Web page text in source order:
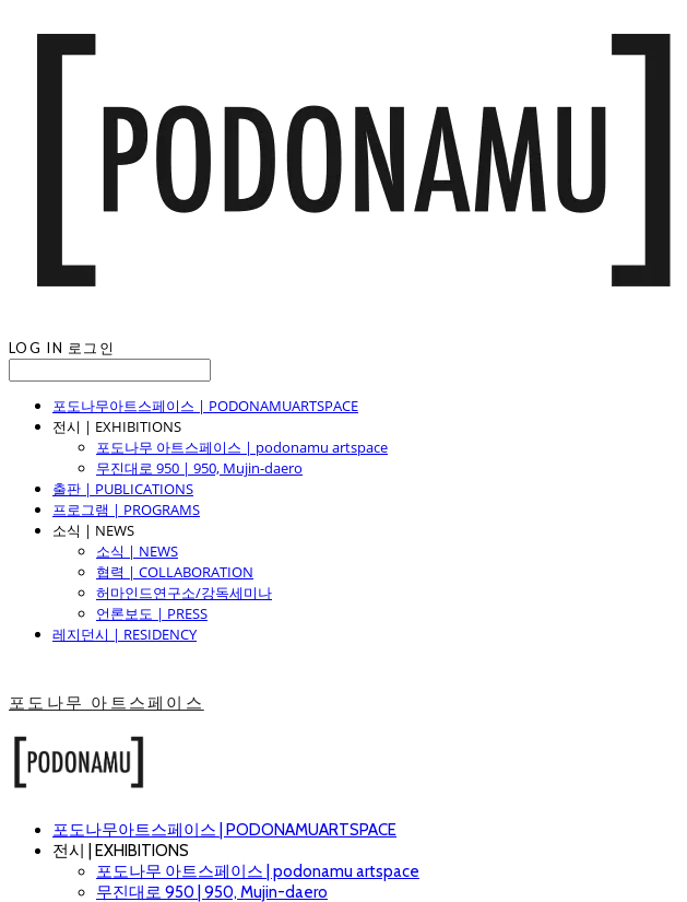
LOG IN 로그인
포도나무아트스페이스 | PODONAMUARTSPACE
전시 | EXHIBITIONS
포도나무 아트스페이스 | podonamu artspace
무진대로 950 | 950, Mujin-daero
출판 | PUBLICATIONS
프로그램 | PROGRAMS
소식 | NEWS
소식 | NEWS
협력 | COLLABORATION
허마인드연구소/강독세미나
언론보도 | PRESS
레지던시 | RESIDENCY
포도나무 아트스페이스
포도나무아트스페이스 | PODONAMUARTSPACE
전시 | EXHIBITIONS
포도나무 아트스페이스 | podonamu artspace
무진대로 950 | 950, Mujin-daero